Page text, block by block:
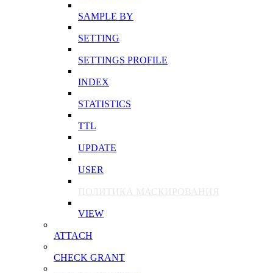
SAMPLE BY
SETTING
SETTINGS PROFILE
INDEX
STATISTICS
TTL
UPDATE
USER
ПОЛИТИКА МАСКИРОВАНИЯ
VIEW
ATTACH
CHECK GRANT